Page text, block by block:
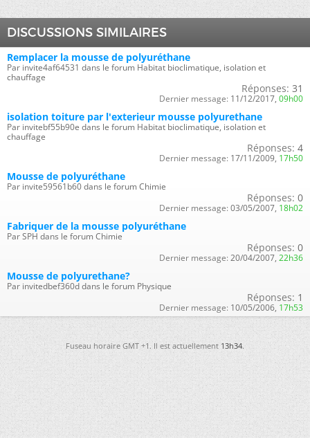
DISCUSSIONS SIMILAIRES
Remplacer la mousse de polyuréthane
Par invite4af64531 dans le forum Habitat bioclimatique, isolation et
chauffage
Réponses: 31
Dernier message: 11/12/2017, 09h00
isolation toiture par l'exterieur mousse polyurethane
Par invitebf55b90e dans le forum Habitat bioclimatique, isolation et
chauffage
Réponses: 4
Dernier message: 17/11/2009, 17h50
Mousse de polyuréthane
Par invite59561b60 dans le forum Chimie
Réponses: 0
Dernier message: 03/05/2007, 18h02
Fabriquer de la mousse polyuréthane
Par SPH dans le forum Chimie
Réponses: 0
Dernier message: 20/04/2007, 22h36
Mousse de polyurethane?
Par invitedbef360d dans le forum Physique
Réponses: 1
Dernier message: 10/05/2006, 17h53
Fuseau horaire GMT +1. Il est actuellement13h34.